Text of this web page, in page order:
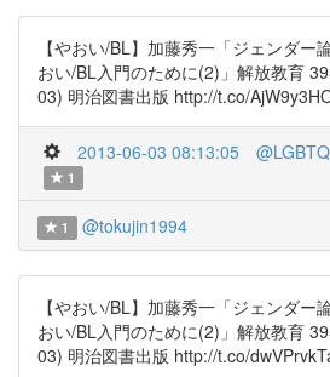
【やおい/BL】加藤秀一「ジェンダー
おい/BL入門のために(2)」解放教育
03) 明治図書出版 http://t.co/
2013-06-03 08:13:05
1
1 @tokujin1994
【やおい/BL】加藤秀一「ジェンダー
おい/BL入門のために(2)」解放教育
03) 明治図書出版 http://t.co/